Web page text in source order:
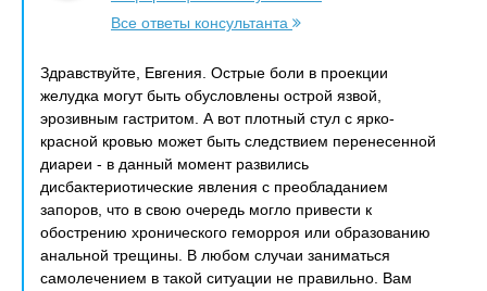
Все ответы консультанта
Здравствуйте, Евгения. Острые боли в проекции
желудка могут быть обусловлены острой язвой,
эрозивным гастритом. А вот плотный стул с ярко-
красной кровью может быть следствием перенесенной
диареи - в данный момент развились
дисбактериотические явления с преобладанием
запоров, что в свою очередь могло привести к
обострению хронического геморроя или образованию
анальной трещины. В любом случаи заниматься
самолечением в такой ситуации не правильно. Вам